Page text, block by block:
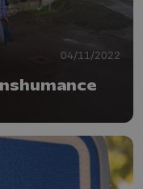
04/11/2022